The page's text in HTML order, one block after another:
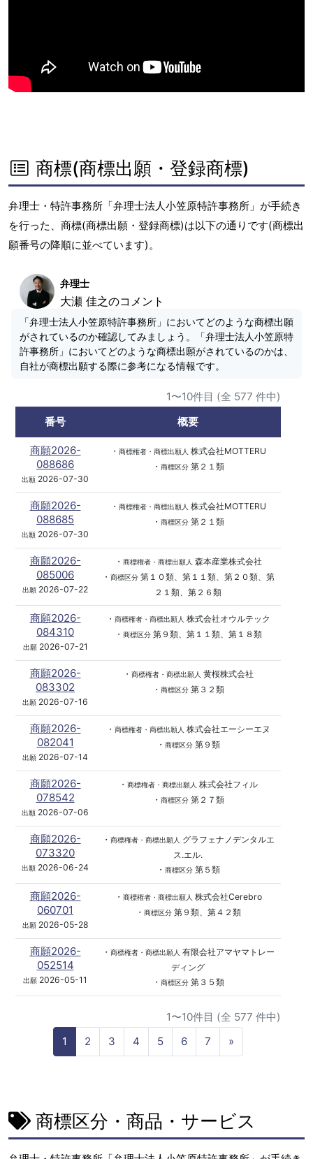
商標(商標出願・登録商標)
弁理士・特許事務所「弁理士法人小笠原特許事務所」が手続き
を行った、商標(商標出願・登録商標)は以下の通りです(商標出
願番号の降順に並べています)。
弁理士
大瀬 佳之のコメント
「弁理士法人小笠原特許事務所」においてどのような商標出願
がされているのか確認してみましょう。「弁理士法人小笠原特
許事務所」においてどのような商標出願がされているのかは、
自社が商標出願する際に参考になる情報です。
1〜10件目 (全 577 件中)
番号
概要
商願2026-
088686
出願 2026-07-30
・ 商標権者・商標出願人 株式会社MOTTERU
・ 商標区分第２１類
商願2026-
088685
出願 2026-07-30
・ 商標権者・商標出願人 株式会社MOTTERU
・ 商標区分第２１類
商願2026-
085006
出願 2026-07-22
・ 商標権者・商標出願人 森本産業株式会社
・ 商標区分第１０類、第１１類、第２０類、第
２１類、第２６類
商願2026-
084310
出願2026-07-21
・ 商標権者・商標出願人 株式会社オウルテック
・ 商標区分第９類、第１１類、第１８類
商願2026-
083302
出願 2026-07-16
・ 商標権者・商標出願人 黄桜株式会社
・ 商標区分第３２類
商願2026-
082041
出願 2026-07-14
・ 商標権者・商標出願人 株式会社エーシーエヌ
・ 商標区分第９類
商願2026-
078542
出願 2026-07-06
・ 商標権者・商標出願人 株式会社フィル
・ 商標区分第２７類
商願2026-
073320
出願 2026-06-24
・ 商標権者・商標出願人
グラフェナノデンタルエ
ス.エル.
・ 商標区分第５類
商願2026-
060701
出願2026-05-28
・ 商標権者・商標出願人 株式会社Cerebro
・ 商標区分第９類、第４２類
商願2026-
052514
出願 2026-05-11
・ 商標権者・商標出願人 有限会社アマヤマトレー
ディング
・ 商標区分第３５類
1〜10件目 (全 577 件中)
1
2 3 4 5 6 7 »
e
商標区分・商品・サービス